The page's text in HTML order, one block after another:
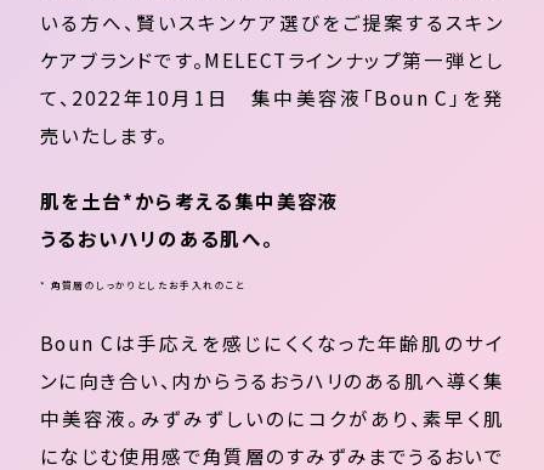
いる方へ、賢いスキンケア選びをご提案するスキン
ケアブランドです。MELECTラインナップ第一弾とし
て、2022年10月1日 集中美容液「Boun C」を発
売いたします。
肌を土台*から考える集中美容液
うるおいハリのある肌へ。
* 角質層のしっかりとしたお手入れのこと
Boun Cは手応えを感じにくくなった年齢肌のサイ
ンに向き合い、内からうるおうハリのある肌へ導く集
中美容液。みずみずしいのにコクがあり、素早く肌
になじむ使用感で角質層のすみずみまでうるおいで